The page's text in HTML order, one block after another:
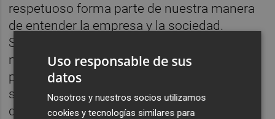
respetuoso forma parte de nuestra manera
de entender la empresa y la sociedad.
Sabemos que la diversidad enriquece
nuestros equipos, aporta nuevas
perspectivas y nos hace mejores”, ha
señalado Christoph Müller, consejero
delegado de B. Braun en España.
Uso responsable de sus
datos
Nosotros y nuestros socios utilizamos
cookies y tecnologías similares para